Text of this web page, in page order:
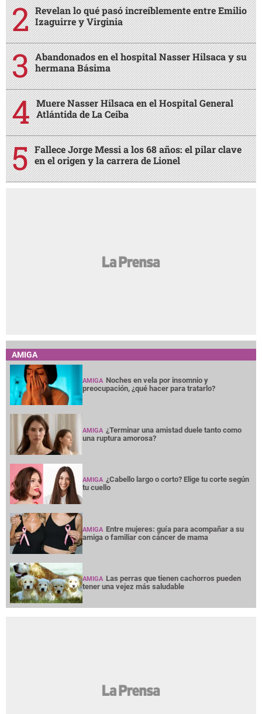
Revelan lo qué pasó increíblemente entre Emilio
Izaguirre y Virginia
Abandonados en el hospital Nasser Hilsaca y su
hermana Básima
Muere Nasser Hilsaca en el Hospital General
Atlántida de La Ceiba
Fallece Jorge Messi a los 68 años: el pilar clave
en el origen y la carrera de Lionel
AMIGA
AMIGA Noches en vela por insomnio y
preocupación, ¿qué hacer para tratarlo?
AMIGA ¿Terminar una amistad duele tanto como
una ruptura amorosa?
AMIGA ¿Cabello largo o corto? Elige tu corte según
tu cuello
AMIGA Entre mujeres: guía para acompañar a su
amiga o familiar con cáncer de mama
AMIGA Las perras que tienen cachorros pueden
tener una vejez más saludable